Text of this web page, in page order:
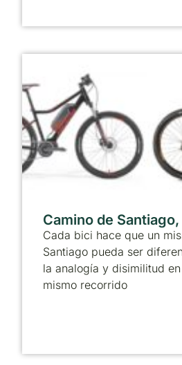
Camino de
Cada bici hace que un
Santiago pueda ser
la analogía y disimilitud
mismo recorrido